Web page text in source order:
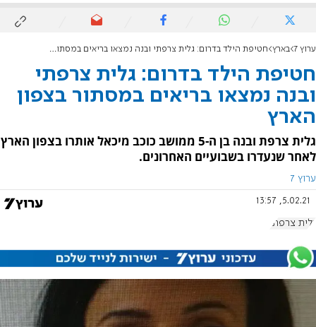
ערוץ 7 בארץ חטיפת הילד בדרום: גלית צרפתי ובנה נמצאו בריאים במסתור בצפון הארץ
חטיפת הילד בדרום: גלית צרפתי
ובנה נמצאו בריאים במסתור בצפון
הארץ
גלית צרפת ובנה בן ה-5 ממושב כוכב מיכאל אותרו בצפון הארץ
לאחר שנעדרו בשבועיים האחרונים.
ערוץ 7
5.02.21, 13:57
גלית צרפתי